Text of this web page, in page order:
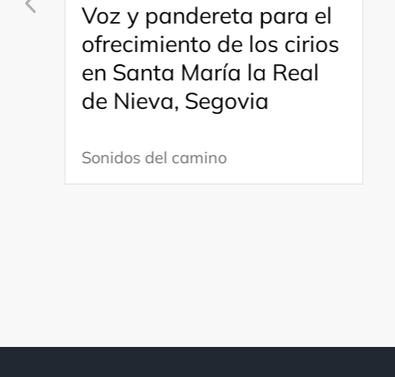
Voz y pandereta para el
ofrecimiento de los cirios
en Santa María la Real
de Nieva, Segovia
Sonidos del camino